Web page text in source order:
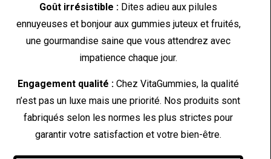
Goût irrésistible : Dites adieu aux pilules
ennuyeuses et bonjour aux gummies juteux et fruités,
une gourmandise saine que vous attendrez avec
impatience chaque jour.
Engagement qualité : Chez VitaGummies, la qualité
n’est pas un luxe mais une priorité. Nos produits sont
fabriqués selon les normes les plus strictes pour
garantir votre satisfaction et votre bien-être.